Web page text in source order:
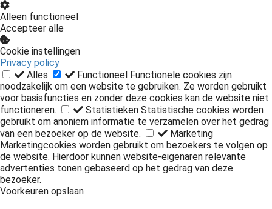
Alleen functioneel
Accepteer alle
Cookie instellingen
Privacy policy
Alles
Functioneel Functionele cookies zijn
noodzakelijk om een website te gebruiken. Ze worden gebruikt
voor basisfuncties en zonder deze cookies kan de website niet
functioneren.
Statistieken Statistische cookies worden
gebruikt om anoniem informatie te verzamelen over het gedrag
van een bezoeker op de website.
Marketing
Marketingcookies worden gebruikt om bezoekers te volgen op
de website. Hierdoor kunnen website-eigenaren relevante
advertenties tonen gebaseerd op het gedrag van deze
bezoeker.
Voorkeuren opslaan